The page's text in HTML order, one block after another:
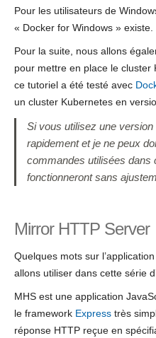
Pour les utilisateurs de
« Docker for Windows » existe.
Pour la suite, nous allons
pour mettre en place le cluster
ce tutoriel a été testé avec
un cluster Kubernetes en
Si vous utilisez une
rapidement et je ne peux
commandes utilisées dans
fonctionneront sans
Mirror HTTP Server
Quelques mots sur l’application
allons utiliser dans cette série
MHS est une application
le framework Express très
réponse HTTP reçue en